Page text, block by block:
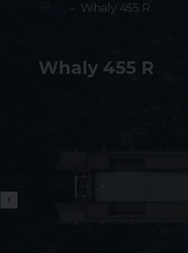
- ... - Whaly 455 R
Whaly 455 R